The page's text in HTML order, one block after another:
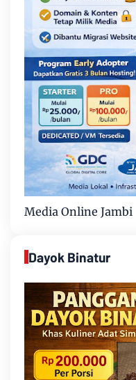
Media Online Jambi
Dayok Binatur